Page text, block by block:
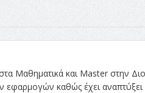
Μαθηματικά και Master στην
εφαρμογών καθώς έχει